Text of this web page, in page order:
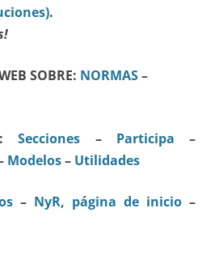
.
SOBRE: NORMAS–
Secciones – Participa –
Modelos– Utilidades
– NyR, página de inicio –